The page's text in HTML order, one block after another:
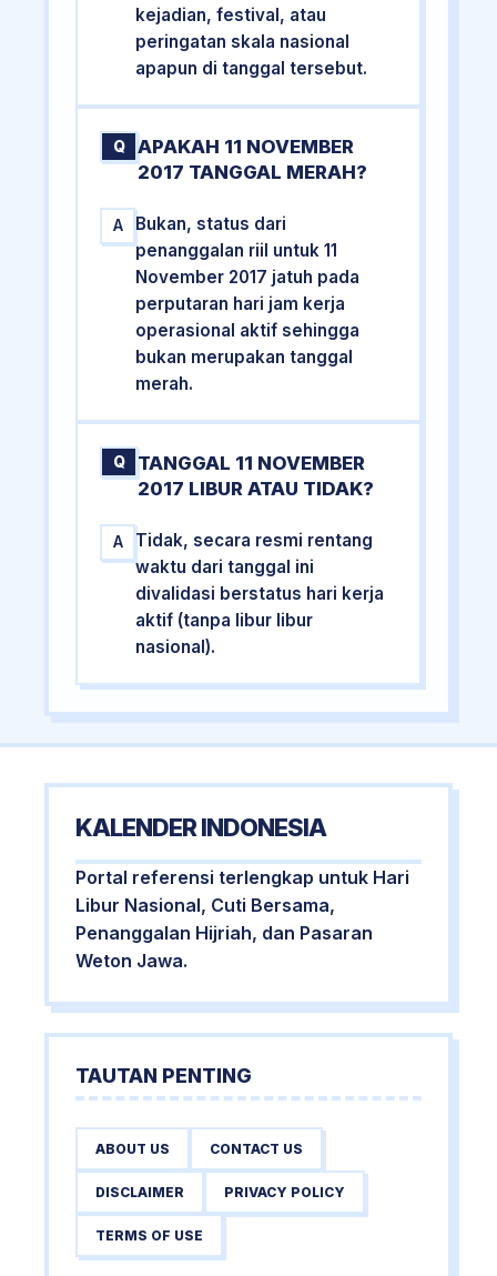
kejadian, festival, atau
peringatan skala nasional
apapun di tanggal tersebut.
Q
APAKAH 11 NOVEMBER
2017 TANGGAL MERAH?
A
Bukan, status dari
penanggalan riil untuk 11
November 2017 jatuh pada
perputaran hari jam kerja
operasional aktif sehingga
bukan merupakan tanggal
merah.
Q
TANGGAL 11 NOVEMBER
2017 LIBUR ATAU TIDAK?
A
Tidak, secara resmi rentang
waktu dari tanggal ini
divalidasi berstatus hari kerja
aktif (tanpa libur libur
nasional).
KALENDER INDONESIA
Portal referensi terlengkap untuk Hari
Libur Nasional, Cuti Bersama,
Penanggalan Hijriah, dan Pasaran
Weton Jawa.
TAUTAN PENTING
ABOUT US CONTACT US
DISCLAIMER PRIVACY POLICY
TERMS OF USE